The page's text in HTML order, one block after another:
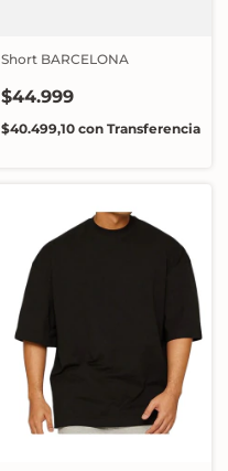
Short BARCELONA
$44.999
$40.499,10 con Transferencia